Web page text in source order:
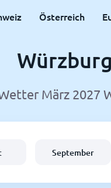
Österreich
Würzburg
März 2027
September